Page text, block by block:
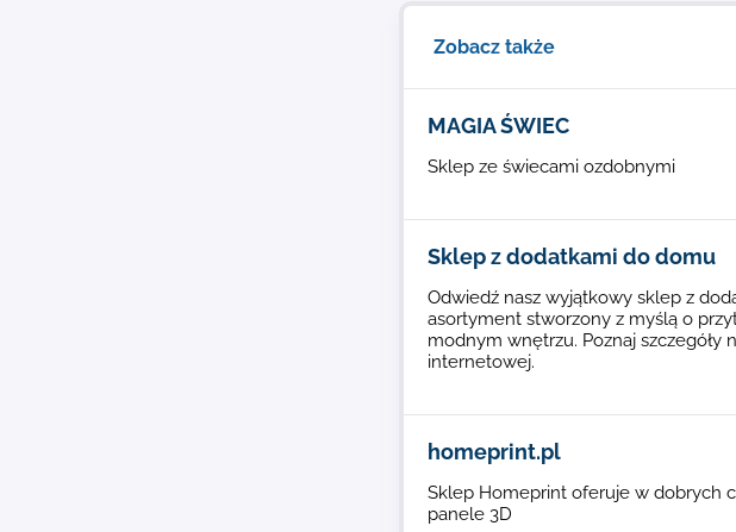
Zobacz także
MAGIA ŚWIEC
Sklep ze świecami ozdobnymi
Sklep z dodatkami do domu
Odwiedź nasz wyjątkowy sklep z
asortyment stworzony z myślą o
modnym wnętrzu. Poznaj szczegóły
internetowej.
homeprint.pl
Sklep Homeprint oferuje w dobrych
panele 3D